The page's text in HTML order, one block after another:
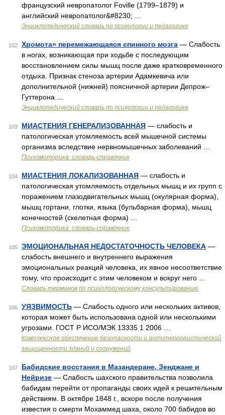
французский невропатолог Foville (1799–1879) и
английский невропатолог&#8230; …
Энциклопедический словарь по психологии и педагогике
102 Хромота» перемежающаяся спинного мозга — Слабость
в ногах, возникающая при ходьбе с последующим
восстановлением силы мышц после даже кратковременного
отдыха. Признак стеноза артерии Адамкевича или
дополнительной (нижней) поясничной артерии Депрож–
Гуттерона …
Энциклопедический словарь по психологии и педагогике
103 МИАСТЕНИЯ ГЕНЕРАЛИЗОВАННАЯ — слабость и
патологическая утомляемость всей мышечной системы
организма вследствие нервномышечных заболеваний …
Психомоторика: cловарь-справочник
104 МИАСТЕНИЯ ЛОКАЛИЗОВАННАЯ — слабость и
патологическая утомляемость отдельных мышц и их групп с
поражением глазодвигательных мышц (окулярная форма),
мышц гортани, глотки, языка (бульбарная форма), мышц
конечностей (скелетная форма) …
Психомоторика: cловарь-справочник
105 ЭМОЦИОНАЛЬНАЯ НЕДОСТАТОЧНОСТЬ ЧЕЛОВЕКА —
слабость внешнего и внутреннего выражения
эмоциональных реакций человека, их явное несоответствие
тому, что происходит с этим человеком и вокруг него …
Словарь терминов по психологическому консультированию
106 УЯЗВИМОСТЬ — Слабость одного или нескольких активов,
которая может быть использована одной или несколькими
угрозами. ГОСТ Р ИСО/МЭК 13335 1 2006 …
Комплексное обеспечение безопасности и антитеррористической
защищенности зданий и сооружений
107
Бабидские восстания в Мазандеране, Зенджане и
Нейризе — Слабость шахского правительства позволила
бабидам перейти от пропаганды своих идей к решительным
действиям. В октябре 1848 г., вскоре после получения
известия о смерти Мохаммед шаха, около 700 бабидов во